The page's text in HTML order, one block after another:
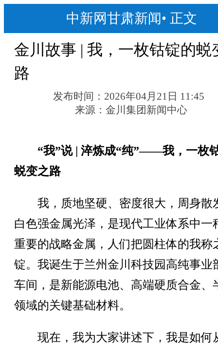
中新网甘肃新闻• 正文
金川故事 | 我，一枚钴锭的蜕
路
发布时间： 2026年04月21日 11:45
来源：金川集团新闻中心
“我”说 | 淬炼成“纯”——我，一枚
蜕变之路
我，质地坚硬、密度很大，周身散
白色强金属光泽，是现代工业体系中一
重要的战略金属，人们把圆柱体的我称
锭。我诞生于兰州金川科技园高纯事业
车间，是新能源电池、高端硬质合金、
领域的关键基础材料。
现在，我为大家讲述下，我是如何